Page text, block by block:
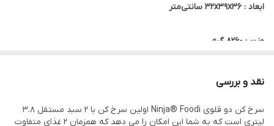
ابعاد : ۳۲x۳۹x۳۶ سانتی‌متر
وزن : ۸۲۶۰ گرم
طول سیم : 80 سانتی متر
ظرفیت : ۷.۶ لیتر
نقد و بررسی
سرخ کن دو قلوی Ninja® Foodi اولین سرخ کن با 2 سبد مستقل 3.8
لیتری است که به شما این امکان را می دهد که همزمان 2 غذای متفاوت